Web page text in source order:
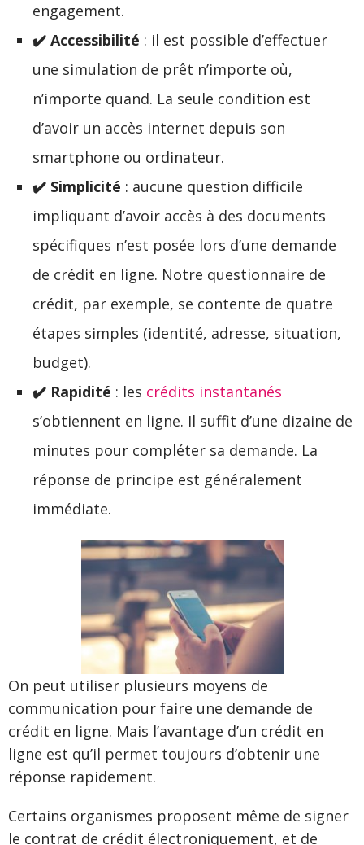
engagement.
✔️ Accessibilité : il est possible d’effectuer
une simulation de prêt n’importe où,
n’importe quand. La seule condition est
d’avoir un accès internet depuis son
smartphone ou ordinateur.
✔️ Simplicité : aucune question difficile
impliquant d’avoir accès à des documents
spécifiques n’est posée lors d’une demande
de crédit en ligne. Notre questionnaire de
crédit, par exemple, se contente de quatre
étapes simples (identité, adresse, situation,
budget).
✔️ Rapidité : les crédits instantanés
s’obtiennent en ligne. Il suffit d’une dizaine de
minutes pour compléter sa demande. La
réponse de principe est généralement
immédiate.
On peut utiliser plusieurs moyens de
communication pour faire une demande de
crédit en ligne. Mais l’avantage d’un crédit en
ligne est qu’il permet toujours d’obtenir une
réponse rapidement.
Certains organismes proposent même de signer
le contrat de crédit électroniquement, et de